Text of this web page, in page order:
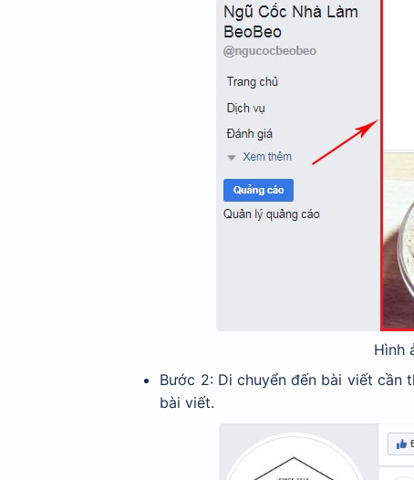
Hình
Bước 2: Di chuyển đến bài viết cần
bài viết.